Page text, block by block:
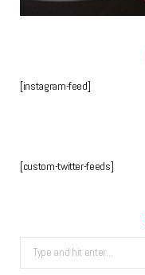
[instagram-feed]
[custom-twitter-feeds]
Search
for: